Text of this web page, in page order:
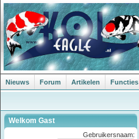
Nieuws Forum Artikelen Functies
Welkom Gast
Gebruikersnaam: